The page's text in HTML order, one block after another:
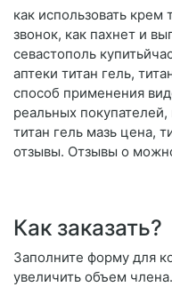
как использовать крем
звонок, как пахнет и
севастополь
аптеки титан гель,
способ применения
реальных покупателей,
титан гель мазь цена,
отзывы. Отзывы о
Как заказать?
Заполните форму для
увеличить объем